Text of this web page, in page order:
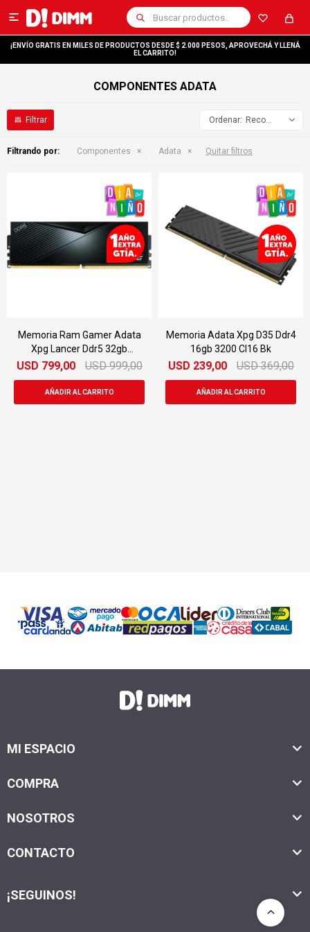

¡ENVÍO GRATIS EN MILES DE PRODUCTOS DESDE $ 2.000 PESOS, APROVECHÁ Y LLENÁ
EL CARRITO!
COMPONENTES ADATA
Recomendados
Filtrando por: Componentes Adata Quitar filtros
Memoria Ram Gamer Adata
Xpg Lancer Ddr5 32gb
6000mhz
USD 799,00 USD 999,00
Memoria Adata Xpg D35 Ddr4
16gb 3200 Cl16 Bk
USD 239,00 USD 369,00
MI ESPACIO
COMPRA
NOSOTROS
CONTACTO
¡SEGUINOS!